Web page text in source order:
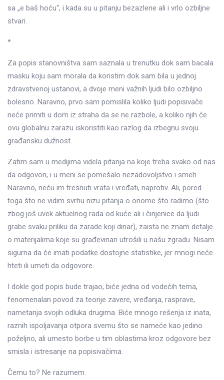
sa „e baš hoću“, i kada su u pitanju bezazlene ali i vrlo ozbiljne
stvari.
*
Za popis stanovništva sam saznala u trenutku dok sam bacala
masku koju sam morala da koristim dok sam bila u jednoj
zdravstvenoj ustanovi, a dvoje meni važnih ljudi bilo ozbiljno
bolesno. Naravno, prvo sam pomislila koliko ljudi popisivače
neće primiti u dom iz straha da se ne razbole, a koliko njih će
ovu globalnu zarazu iskoristiti kao razlog da izbegnu svoju
građansku dužnost.
Zatim sam u medijima videla pitanja na koje treba svako od nas
da odgovori, i u meni se pomešalo nezadovoljstvo i smeh.
Naravno, neću im tresnuti vrata i vređati, naprotiv. Ali, pored
toga što ne vidim svrhu nizu pitanja o onome što radimo (što
zbog još uvek aktuelnog rada od kuće ali i činjenice da ljudi
grabe svaku priliku da zarade koji dinar), zaista ne znam detalje
o materijalima koje su građevinari utrošili u našu zgradu. Nisam
sigurna da će imati podatke dostojne statistike, jer mnogi neće
hteti ili umeti da odgovore.
I dokle god popis bude trajao, biće jedna od vodećih tema,
fenomenalan povod za teorije zavere, vređanja, rasprave,
nametanja svojih odluka drugima. Biće mnogo rešenja iz inata,
raznih ispoljavanja otpora svemu što se nameće kao jedino
poželjno, ali umesto borbe u tim oblastima kroz odgovore bez
smisla i istresanje na popisivačima.
Čemu to? Ne razumem.